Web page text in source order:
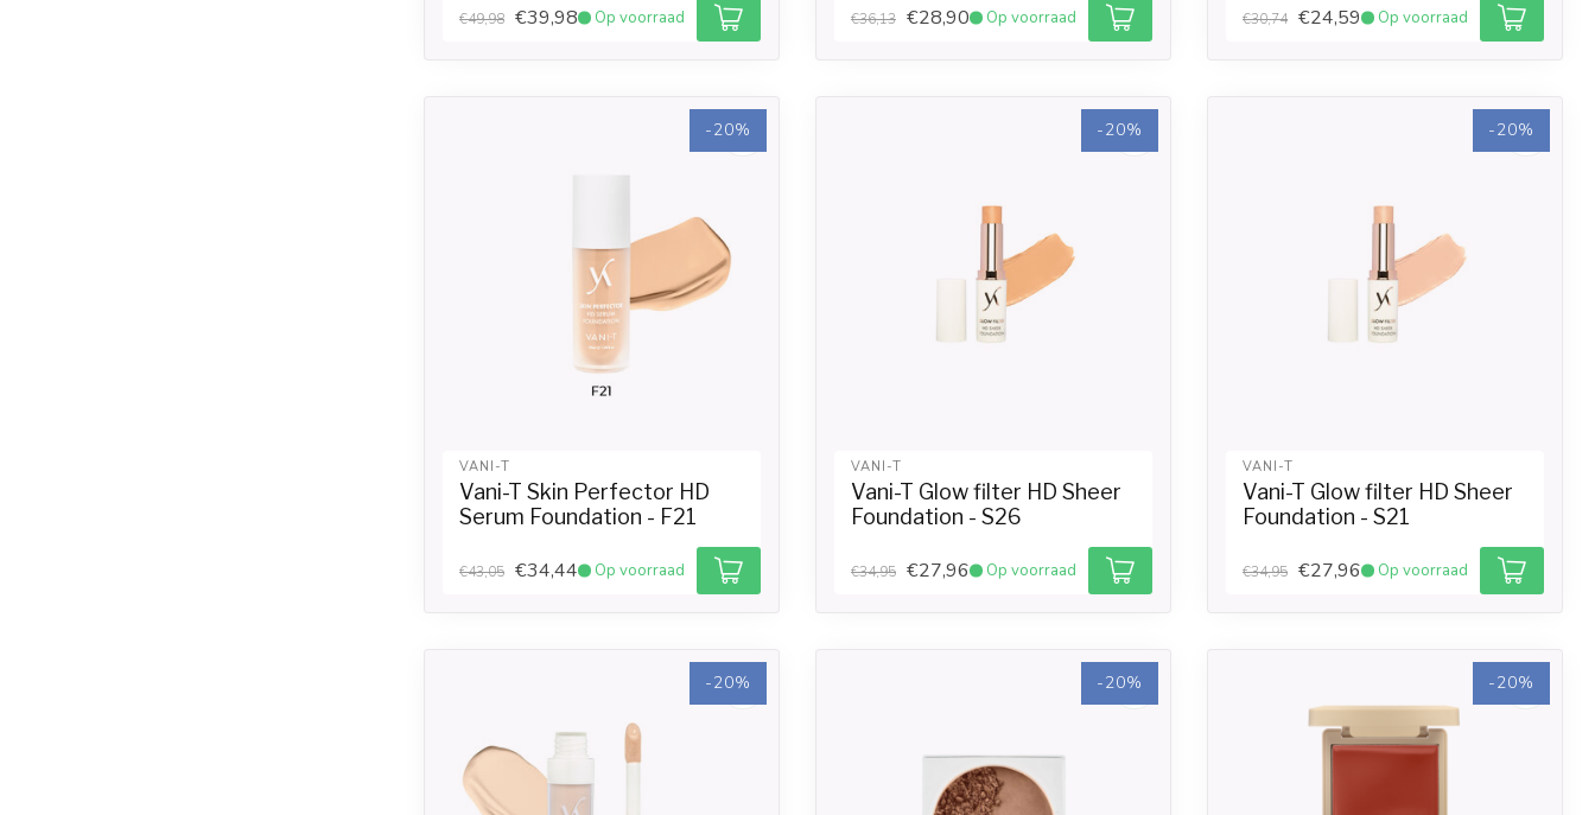
€49,98 €39,98 Op voorraad €36,13 €28,90 Op voorraad €30,74 €24,59 Op voorraad
-20%
VANI-T
Vani-T Skin Perfector HD
Serum Foundation - F21
€43,05 €34,44 Op voorraad
-20%
VANI-T
Vani-T Glow filter HD Sheer
Foundation - S26
€34,95 €27,96 Op voorraad
-20%
VANI-T
Vani-T Glow filter HD Sheer
Foundation - S21
€34,95 €27,96 Op voorraad
-20% -20% -20%